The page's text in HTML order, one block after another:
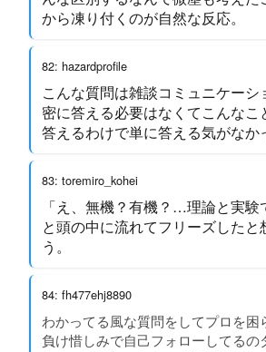
から凍り付くのが自然な反応。
82: hazardprofile
こんな質問は雑談コミュニケー
密に答える必要はなくてこんなこ
答えるわけで単に答える気がなか
83: toremiro_kohei
「え、無機？有機？…理論と実験
と頭の中に流れてフリーズしたと
う。
84: fh477ehj8890
わかってる風な質問をしてプロを困
負け惜しみで自己フォローしてるの